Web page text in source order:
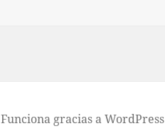
Funciona gracias a WordPress